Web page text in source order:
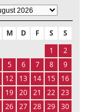
M D F S
S
1
2
5 6 7 8
9
12 13 14 15
16
19 20 21 22 23
26 27 28 29 30